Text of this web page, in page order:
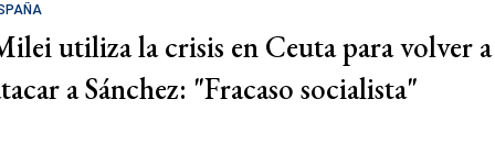
utiliza la crisis en Ceuta para volver a
a Sánchez: "Fracaso socialista"